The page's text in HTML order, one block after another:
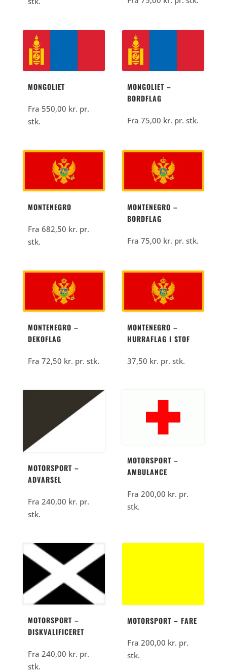
MONGOLIET
Fra 550,00 kr. pr.
stk.
MONGOLIET –
BORDFLAG
Fra75,00 kr. pr. stk.
MONTENEGRO
Fra 682,50 kr. pr.
stk.
MONTENEGRO –
BORDFLAG
Fra75,00 kr. pr. stk.
MONTENEGRO –
DEKOFLAG
Fra 72,50 kr. pr. stk.
MONTENEGRO –
HURRAFLAG I STOF
37,50 kr. pr. stk.
MOTORSPORT –
ADVARSEL
Fra 240,00 kr. pr.
stk.
MOTORSPORT –
AMBULANCE
Fra200,00 kr. pr.
stk.
MOTORSPORT –
DISKVALIFICERET
Fra 240,00 kr. pr.
stk.
MOTORSPORT – FARE
Fra 200,00 kr. pr.
stk.